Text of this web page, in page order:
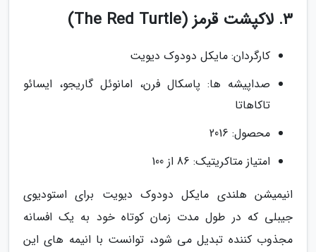
3. لاکپشت قرمز (The Red Turtle)
کارگردان: مایکل دودوک دیویت
صداپیشه ها: پاسکال فرن، امانوئل گاریجو، ایسائو
تاکاهاتا
محصول: 2016
امتیاز متاکریتیک: 86 از 100
انیمیشن هلندی مایکل دودوک دیویت برای استودیوی
جیبلی که در طول مدت زمان کوتاه خود به یک افسانه
مجذوب کننده تبدیل می شود، توانست با انیمه های این